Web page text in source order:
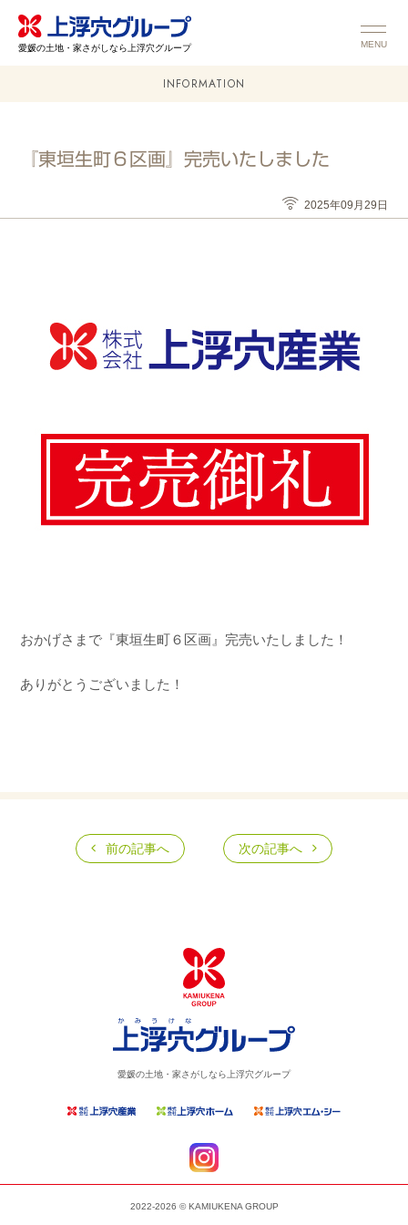
愛媛の土地・家さがしなら上浮穴グループ MENU
INFORMATION
『東垣生町６区画』完売いたしました
2025年09月29日
おかげさまで『東垣生町６区画』完売いたしました！
ありがとうございました！
前の記事へ 次の記事へ
愛媛の土地・家さがしなら上浮穴グループ
2022-2026 © KAMIUKENA GROUP